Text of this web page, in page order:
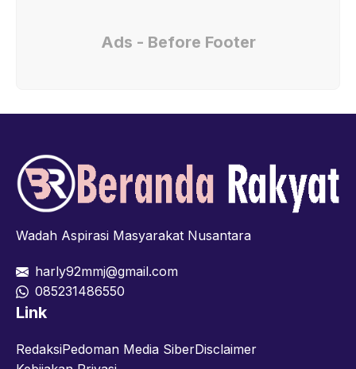
Ads - Before Footer
Wadah Aspirasi Masyarakat Nusantara
harly92mmj@gmail.com
085231486550
Link
RedaksiPedoman Media SiberDisclaimer